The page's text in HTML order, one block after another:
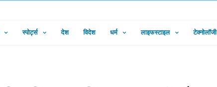
स्पोर्ट्स देश विदेश धर्म लाइफस्टाइल टेक्नोलॉजी